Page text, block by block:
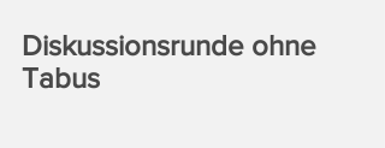
Diskussionsrunde ohne
Tabus